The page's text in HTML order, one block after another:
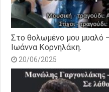
Στο θολωμένο μου μυαλό
Ιωάννα Κορνηλάκη.
20/06/2025